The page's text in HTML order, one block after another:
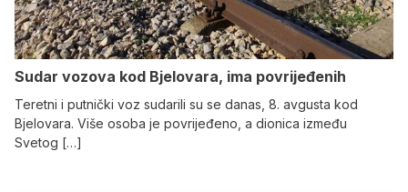
Sudar vozova kod Bjelovara, ima povrijeđenih
Teretni i putnički voz sudarili su se danas, 8. avgusta kod
Bjelovara. Više osoba je povrijeđeno, a dionica između
Svetog […]